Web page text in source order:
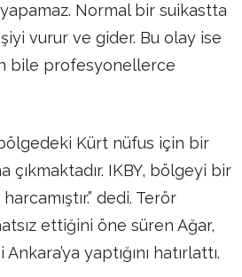
Normal bir suikastta
vurur ve gider. Bu olay ise
bile profesyonellerce
Kürt nüfus için bir
IKBY, bölgeyi bir
dedi. Terör
ettiğini öne süren Ağar,
yaptığını hatırlattı.